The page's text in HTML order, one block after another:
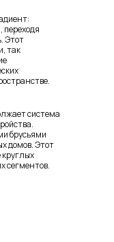
переходя
Этот
так
система
брусьями
домов. Этот
сегментов.